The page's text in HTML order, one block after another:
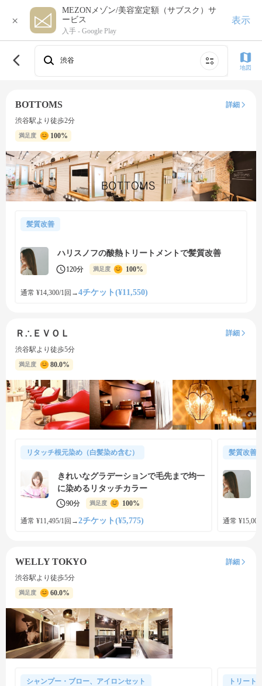
×
MEZONメゾン/美容室定額（サブスク）サ
ービス
入手 - Google Play
表示
渋谷
地図
BOTTOMS
詳細
渋谷駅より徒歩2分
満足度 100%
髪質改善
ハリスノフの酸熱トリートメントで髪質改善
120分 満足度 100%
通常 ¥14,300/1回 →4チケット(¥11,550)
Ｒ∴ＥＶＯＬ
詳細
渋谷駅より徒歩5分
満足度 80.0%
リタッチ根元染め（白髪染め含む）
きれいなグラデーションで毛先まで均一
に染めるリタッチカラー
90分 満足度 100%
通常 ¥11,495/1回 →2チケット(¥5,775)
髪質改善
通常
WELLY TOKYO
詳細
渋谷駅より徒歩5分
満足度 60.0%
シャンプー・ブロー、アイロンセット トリート